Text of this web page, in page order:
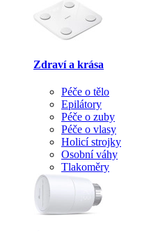
Zdraví a krása
Péče o tělo
Epilátory
Péče o zuby
Péče o vlasy
Holicí strojky
Osobní váhy
Tlakoměry